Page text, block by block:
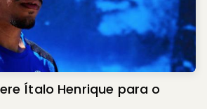
Ítalo Henrique para o